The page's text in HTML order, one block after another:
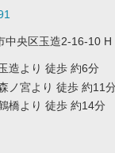
中央区玉造2-16-10
造より 徒歩 約6分
ノ宮より 徒歩 約11
橋より 徒歩 約14分